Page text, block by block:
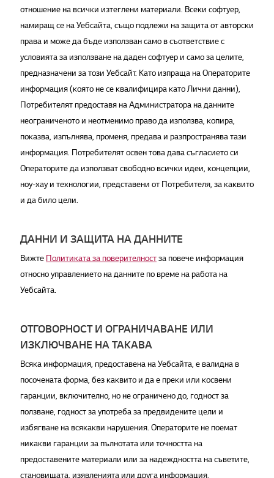
отношение на всички изтеглени материали. Всеки софтуер,
намиращ се на Уебсайта, също подлежи на защита от авторски
права и може да бъде използван само в съответствие с
условията за използване на даден софтуер и само за целите,
предназначени за този Уебсайт. Като изпраща на Операторите
информация (която не се квалифицира като Лични данни),
Потребителят предоставя на Администратора на данните
неограниченото и неотменимо право да използва, копира,
показва, изпълнява, променя, предава и разпространява тази
информация. Потребителят освен това дава съгласието си
Операторите да използват свободно всички идеи, концепции,
ноу-хау и технологии, представени от Потребителя, за каквито
и да било цели.
ДАННИ И ЗАЩИТА НА ДАННИТЕ
Вижте Политиката за поверителностза повече информация
относно управлението на данните по време на работа на
Уебсайта.
ОТГОВОРНОСТ И ОГРАНИЧАВАНЕ ИЛИ
ИЗКЛЮЧВАНЕ НА ТАКАВА
Всяка информация, предоставена на Уебсайта, е валидна в
посочената форма, без каквито и да е преки или косвени
гаранции, включително, но не ограничено до, годност за
ползване, годност за употреба за предвидените цели и
избягване на всякакви нарушения. Операторите не поемат
никакви гаранции за пълнотата или точността на
предоставените материали или за надеждността на съветите,
становищата, изявленията или друга информация,